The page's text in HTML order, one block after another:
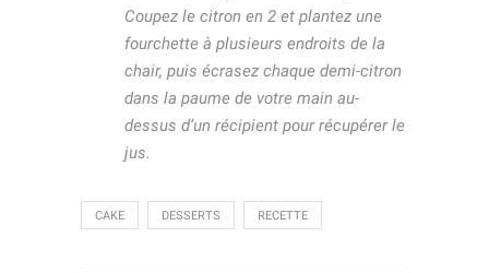
Coupez le citron en 2 et plantez une
fourchette à plusieurs endroits de la
chair, puis écrasez chaque demi-citron
dans la paume de votre main au-
dessus d’un récipient pour récupérer le
jus.
CAKE DESSERTS RECETTE